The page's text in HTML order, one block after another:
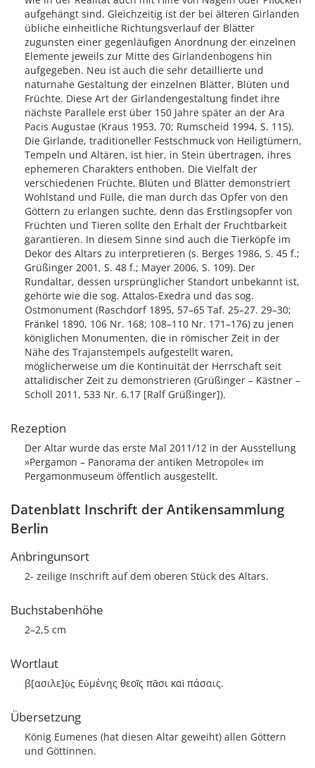
aufgehängt sind. Gleichzeitig ist der bei älteren Girlanden
übliche einheitliche Richtungsverlauf der Blätter
zugunsten einer gegenläufigen Anordnung der einzelnen
Elemente jeweils zur Mitte des Girlandenbogens hin
aufgegeben. Neu ist auch die sehr detaillierte und
naturnahe Gestaltung der einzelnen Blätter, Blüten und
Früchte. Diese Art der Girlandengestaltung findet ihre
nächste Parallele erst über 150 Jahre später an der Ara
Pacis Augustae (Kraus 1953, 70; Rumscheid 1994, S. 115).
Die Girlande, traditioneller Festschmuck von Heiligtümern,
Tempeln und Altären, ist hier, in Stein übertragen, ihres
ephemeren Charakters enthoben. Die Vielfalt der
verschiedenen Früchte, Blüten und Blätter demonstriert
Wohlstand und Fülle, die man durch das Opfer von den
Göttern zu erlangen suchte, denn das Erstlingsopfer von
Früchten und Tieren sollte den Erhalt der Fruchtbarkeit
garantieren. In diesem Sinne sind auch die Tierköpfe im
Dekor des Altars zu interpretieren (s. Berges 1986, S. 45 f.;
Grüßinger 2001, S. 48 f.; Mayer 2006, S. 109). Der
Rundaltar, dessen ursprünglicher Standort unbekannt ist,
gehörte wie die sog. Attalos-Exedra und das sog.
Ostmonument (Raschdorf 1895, 57–65 Taf. 25–27. 29–30;
Fränkel 1890, 106 Nr. 168; 108–110 Nr. 171–176) zu jenen
königlichen Monumenten, die in römischer Zeit in der
Nähe des Trajanstempels aufgestellt waren,
möglicherweise um die Kontinuität der Herrschaft seit
attalidischer Zeit zu demonstrieren (Grüßinger – Kästner –
Scholl 2011, 533 Nr. 6.17 [Ralf Grüßinger]).
Rezeption
Der Altar wurde das erste Mal 2011/12 in der Ausstellung
»Pergamon – Panorama der antiken Metropole« im
Pergamonmuseum öffentlich ausgestellt.
Datenblatt Inschrift der Antikensammlung
Berlin
Anbringunsort
2- zeilige Inschrift auf dem oberen Stück des Altars.
Buchstabenhöhe
2–2,5 cm
Wortlaut
β[ασιλε]ὺ̣ς̣ Εὐμένης θεοῖς πᾶσι καὶ πάσαις.
Übersetzung
König Eumenes (hat diesen Altar geweiht) allen Göttern
und Göttinnen.